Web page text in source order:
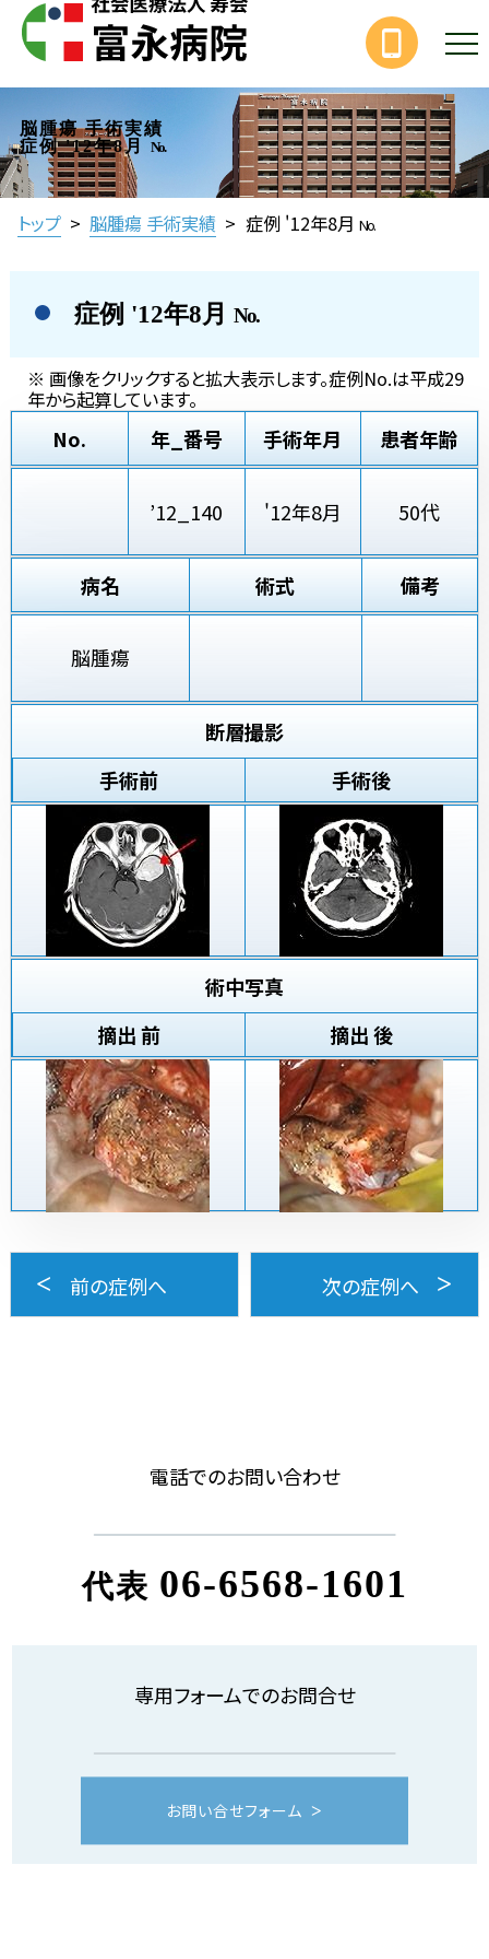
脳腫瘍 手術実績
症例 '12年8月
No.
トップ > 脳腫瘍 手術実績 > 症例 '12年8月 No.
症例 '12年8月 No.
※ 画像をクリックすると拡大表示します。症例No.は平成29
年から起算しています。
No. 年_番号 手術年月 患者年齢
’12_140 '12年8月 50代
病名 術式 備考
脳腫瘍
断層撮影
手術前
手術後
術中写真
摘出 前
摘出 後
前の症例へ 次の症例へ
電話でのお問い合わせ
代表 06-6568-1601
専用フォームでのお問合せ
お問い合せフォーム